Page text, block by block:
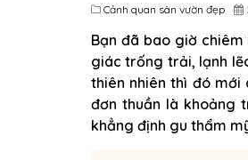
Cảnh quan sân vườn đẹp
Bạn đã bao giờ
giác trống trải, lạnh
thiên nhiên thì đó
đơn thuần là khoảng
khẳng định gu thẩm